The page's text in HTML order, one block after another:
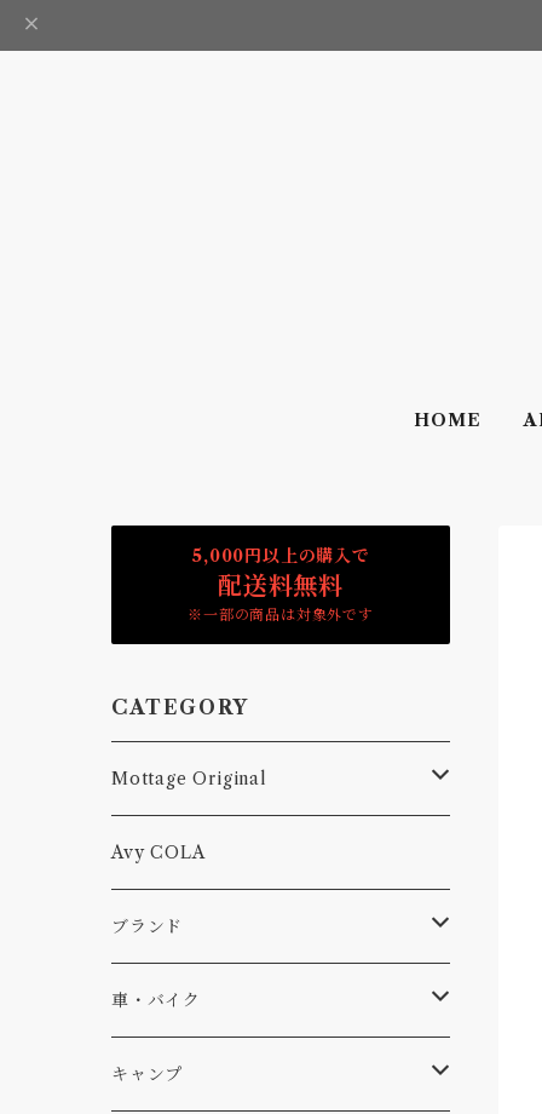
HOME
5,000円以上の購入で
配送料無料
※一部の商品は対象外です
CATEGORY
Mottage Original
Tシャツ
キャップ、ニット
ソックス
雑貨
Avy COLA
ブランド
Db
サーフ
A-Frame
車・バイク
車外
キャンプ